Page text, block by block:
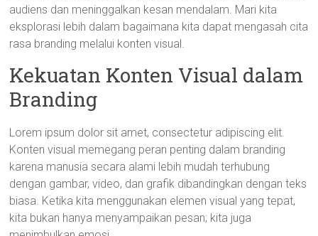
audiens dan meninggalkan kesan mendalam. Mari kita
eksplorasi lebih dalam bagaimana kita dapat mengasah cita
rasa branding melalui konten visual.
Kekuatan Konten Visual dalam
Branding
Lorem ipsum dolor sit amet, consectetur adipiscing elit.
Konten visual memegang peran penting dalam branding
karena manusia secara alami lebih mudah terhubung
dengan gambar, video, dan grafik dibandingkan dengan teks
biasa. Ketika kita menggunakan elemen visual yang tepat,
kita bukan hanya menyampaikan pesan; kita juga